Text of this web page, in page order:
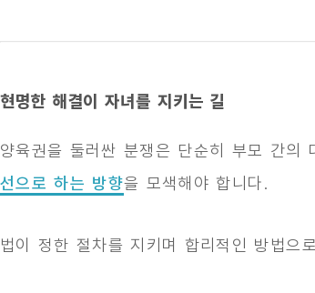
현명한 해결이 자녀를 지키는 길
양육권을 둘러싼 분쟁은 단순히 부모 간의
선으로 하는 방향을 모색해야 합니다.
법이 정한 절차를 지키며 합리적인 방법으